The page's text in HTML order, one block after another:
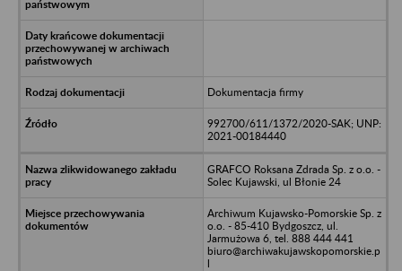
Dokumentacja firmy
992700/611/1372/2020-SAK; UNP:
2021-00184440
GRAFCO Roksana Zdrada Sp. z o.o. -
Solec Kujawski, ul Błonie 24
Archiwum Kujawsko-Pomorskie Sp. z
o.o. - 85-410 Bydgoszcz, ul.
Jarmużowa 6, tel. 888 444 441
biuro@archiwakujawskopomorskie.p
l